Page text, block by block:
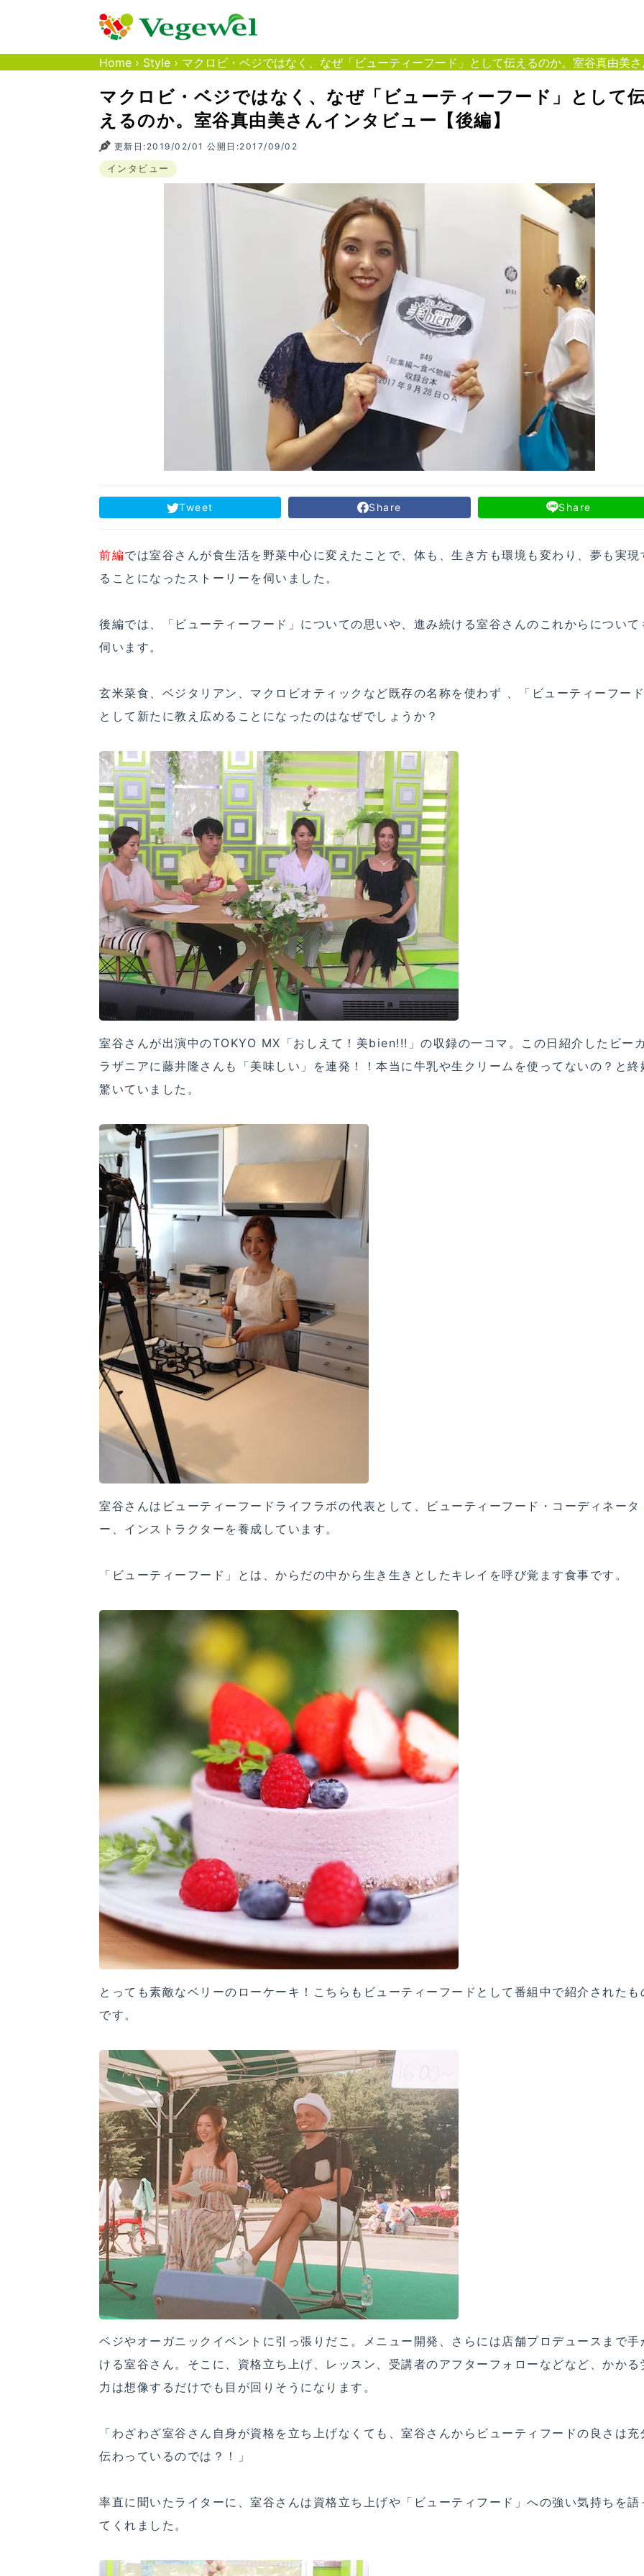
Home › Style › マクロビ・ベジではなく、なぜ「ビューティーフード」として伝えるのか。室谷真由美
マクロビ・ベジではなく、なぜ「ビューティーフード」として
えるのか。室谷真由美さんインタビュー【後編】
更新日:2019/02/01 公開日:2017/09/02
インタビュー
Tweet Share Share
前編では室谷さんが食生活を野菜中心に変えたことで、体も、生き方も環境も変わり、夢も実現
ることになったストーリーを伺いました。
後編では、「ビューティーフード」についての思いや、進み続ける室谷さんのこれからについて
伺います。
玄米菜食、ベジタリアン、マクロビオティックなど既存の名称を使わず 、「ビューティーフー
として新たに教え広めることになったのはなぜでしょうか？
室谷さんが出演中のTOKYO MX「おしえて！美bien!!!」の収録の一コマ。この日紹介したビー
ラザニアに藤井隆さんも「美味しい」を連発！！本当に牛乳や生クリームを使ってないの？と終
驚いていました。
室谷さんはビューティーフードライフラボの代表として、ビューティーフード・コーディネータ
ー、インストラクターを養成しています。
「ビューティーフード」とは、からだの中から生き生きとしたキレイを呼び覚ます食事です。
とっても素敵なベリーのローケーキ！こちらもビューティーフードとして番組中で紹介されたも
です。
ベジやオーガニックイベントに引っ張りだこ。メニュー開発、さらには店舗プロデュースまで手
ける室谷さん。そこに、資格立ち上げ、レッスン、受講者のアフターフォローなどなど、かかる
力は想像するだけでも目が回りそうになります。
「わざわざ室谷さん自身が資格を立ち上げなくても、室谷さんからビューティフードの良さは充
伝わっているのでは？！」
率直に聞いたライターに、室谷さんは資格立ち上げや「ビューティフード」への強い気持ちを語
てくれました。